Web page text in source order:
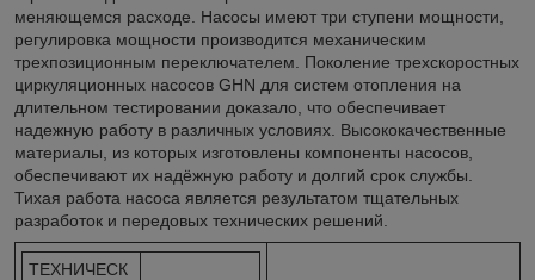
меняющемся расходе. Насосы имеют три ступени мощности,
регулировка мощности производится механическим
трехпозиционным переключателем. Поколение трехскоростных
циркуляционных насосов GHN для систем отопления на
длительном тестировании доказало, что обеспечивает
надежную работу в различных условиях. Высококачественные
материалы, из которых изготовлены компоненты насосов,
обеспечивают их надёжную работу и долгий срок службы.
Тихая работа насоса является результатом тщательных
разработок и передовых технических решений.
ТЕХНИЧЕСК